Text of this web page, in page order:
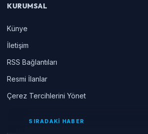
KURUMSAL
Künye
İletişim
RSS Bağlantıları
Resmi İlanlar
Çerez Tercihlerini Yönet
SIRADAKİ HABER